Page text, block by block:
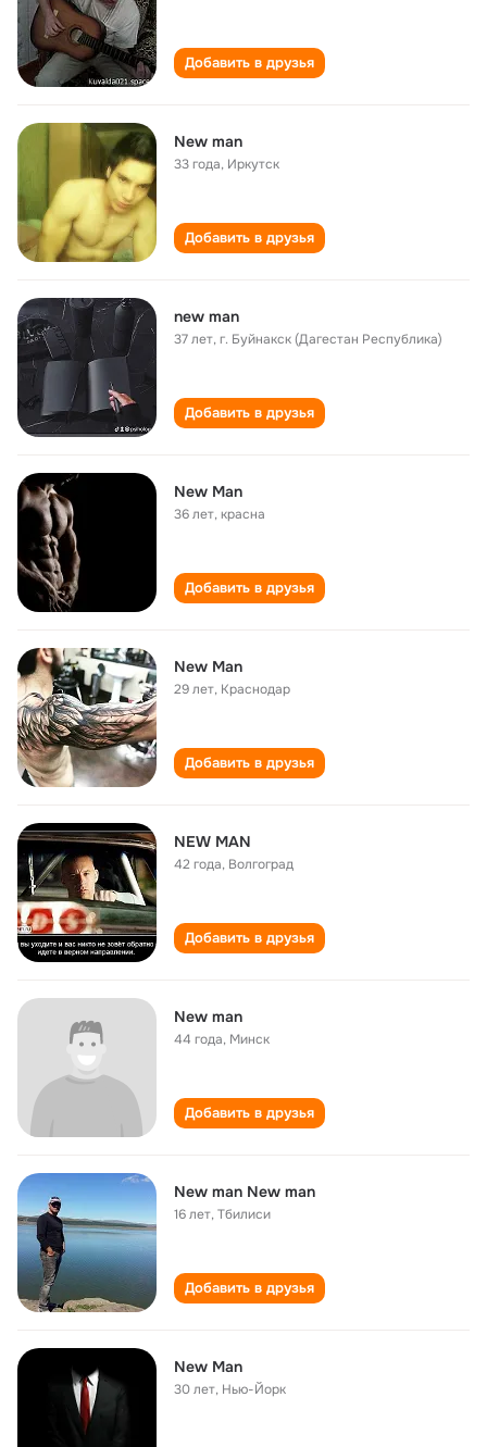
Добавить в друзья
New man
33 года, Иркутск
Добавить в друзья
new man
37 лет,г. Буйнакск (Дагестан Республика)
Добавить в друзья
New Man
36 лет,красна
Добавить в друзья
New Man
29 лет, Краснодар
Добавить в друзья
NEW MAN
42 года, Волгоград
Добавить в друзья
New man
44 года, Минск
Добавить в друзья
New man New man
16 лет,Тбилиси
Добавить в друзья
New Man
30 лет, Нью-Йорк